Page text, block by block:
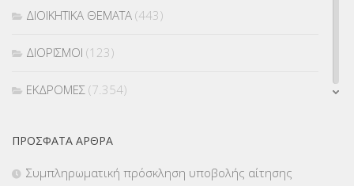
ΔΙΟΙΚΗΤΙΚΑ ΘΕΜΑΤΑ (443)
ΔΙΟΡΙΣΜΟΙ (123)
ΕΚΔΡΟΜΕΣ (7.354)
ΠΡΌΣΦΑΤΑ ΆΡΘΡΑ
Συμπληρωματική πρόσκληση υποβολής αίτησης